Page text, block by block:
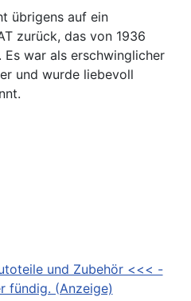
übrigens auf ein
zurück, das von 1936
war als erschwinglicher
und wurde liebevoll
und Zubehör <<< -
fündig. (Anzeige)